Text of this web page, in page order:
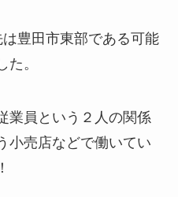
豊田市東部である可能
。
業員という２人の関係
小売店などで働いてい